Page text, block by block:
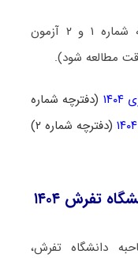
احراز تمامی شرایط مندرج در دفترچه شماره ۱ و ۲ آزمون
(دفترچه شماره
(دفترچه شماره ۲)
تفرش ۱۴۰۴
دانشگاه تفرش،